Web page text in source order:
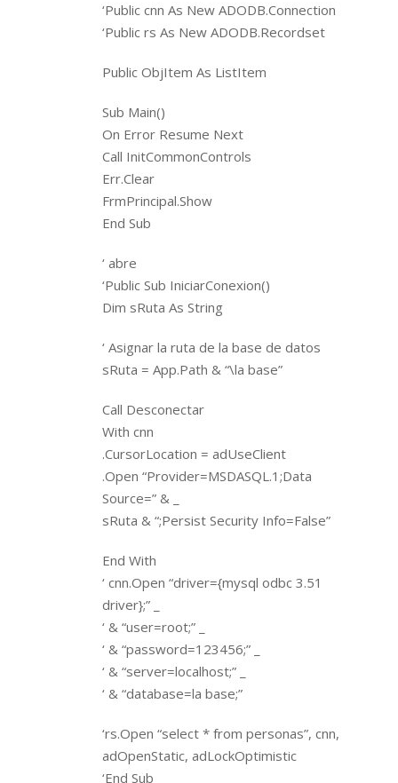
‘Public cnn As New ADODB.Connection
‘Public rs As New ADODB.Recordset
Public ObjItem As ListItem
Sub Main()
On Error Resume Next
Call InitCommonControls
Err.Clear
FrmPrincipal.Show
End Sub
‘ abre
‘Public Sub IniciarConexion()
Dim sRuta As String
‘ Asignar la ruta de la base de datos
sRuta = App.Path & “\la base”
Call Desconectar
With cnn
.CursorLocation = adUseClient
.Open “Provider=MSDASQL.1;Data
Source=” & _
sRuta & “;Persist Security Info=False”
End With
‘ cnn.Open “driver={mysql odbc 3.51
driver};” _
‘ & “user=root;” _
‘ & “password=123456;” _
‘ & “server=localhost;” _
‘ & “database=la base;”
‘rs.Open “select * from personas”, cnn,
adOpenStatic, adLockOptimistic
‘End Sub